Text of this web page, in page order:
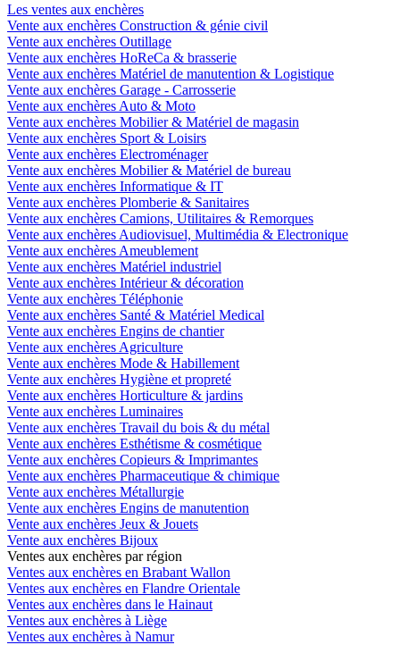
Les ventes aux enchères
Vente aux enchères Construction & génie civil
Vente aux enchères Outillage
Vente aux enchères HoReCa & brasserie
Vente aux enchères Matériel de manutention & Logistique
Vente aux enchères Garage - Carrosserie
Vente aux enchères Auto & Moto
Vente aux enchères Mobilier & Matériel de magasin
Vente aux enchères Sport & Loisirs
Vente aux enchères Electroménager
Vente aux enchères Mobilier & Matériel de bureau
Vente aux enchères Informatique & IT
Vente aux enchères Plomberie & Sanitaires
Vente aux enchères Camions, Utilitaires & Remorques
Vente aux enchères Audiovisuel, Multimédia & Electronique
Vente aux enchères Ameublement
Vente aux enchères Matériel industriel
Vente aux enchères Intérieur & décoration
Vente aux enchères Téléphonie
Vente aux enchères Santé & Matériel Medical
Vente aux enchères Engins de chantier
Vente aux enchères Agriculture
Vente aux enchères Mode & Habillement
Vente aux enchères Hygiène et propreté
Vente aux enchères Horticulture & jardins
Vente aux enchères Luminaires
Vente aux enchères Travail du bois & du métal
Vente aux enchères Esthétisme & cosmétique
Vente aux enchères Copieurs & Imprimantes
Vente aux enchères Pharmaceutique & chimique
Vente aux enchères Métallurgie
Vente aux enchères Engins de manutention
Vente aux enchères Jeux & Jouets
Vente aux enchères Bijoux
Ventes aux enchères par région
Ventes aux enchères en Brabant Wallon
Ventes aux enchères en Flandre Orientale
Ventes aux enchères dans le Hainaut
Ventes aux enchères à Liège
Ventes aux enchères à Namur